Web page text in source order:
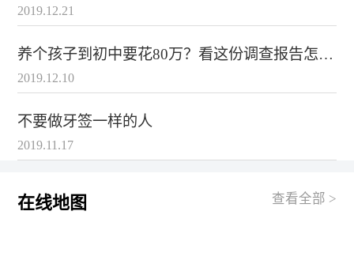
辣！
2019.12.21
养个孩子到初中要花80万？看这份调查报告怎么
说
2019.12.10
不要做牙签一样的人
2019.11.17
在线地图 查看全部 >